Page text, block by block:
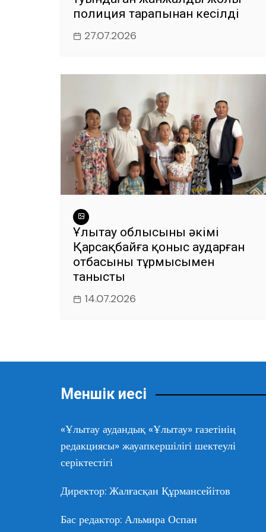
полиция тарапынан кесілді
27.07.2026
Ұлытау облысының әкімі
Қарсақбайға қоныс аударған
отбасының тұрмысымен
танысты
14.07.2026
Меншік иесі
«Ұлытау аудандық «Ұлытау» газетінің
редакциясы» жауапкершілігі шектеулі
серіктестігі
Директор: Жалғасқан Құрмансейітов
Бас редактор: Альмира Оспан